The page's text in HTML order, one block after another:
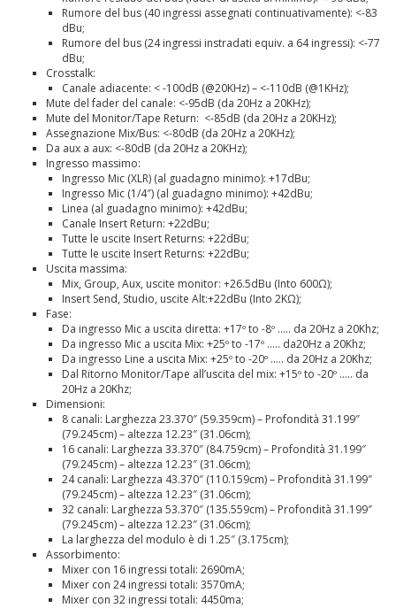
Rumore del bus (40 ingressi assegnati continuativamente): <-83
dBu;
Rumore del bus (24 ingressi instradati equiv. a 64 ingressi): <-77
dBu;
Crosstalk:
Canale adiacente: < -100dB (@20KHz) – <-110dB (@1KHz);
Mute del fader del canale: <-95dB (da 20Hz a 20KHz);
Mute del Monitor/Tape Return: <-85dB (da 20Hz a 20KHz);
Assegnazione Mix/Bus: <-80dB (da 20Hz a 20KHz);
Da aux a aux: <-80dB (da 20Hz a 20KHz);
Ingresso massimo:
Ingresso Mic (XLR) (al guadagno minimo): +17dBu;
Ingresso Mic (1/4″) (al guadagno minimo): +42dBu;
Linea (al guadagno minimo): +42dBu;
Canale Insert Return: +22dBu;
Tutte le uscite Insert Returns: +22dBu;
Tutte le uscite Insert Returns: +22dBu;
Uscita massima:
Mix, Group, Aux, uscite monitor: +26.5dBu (Into 600Ω);
Insert Send, Studio, uscite Alt:+22dBu (Into 2KΩ);
Fase:
Da ingresso Mic a uscita diretta: +17º to -8º ….. da 20Hz a 20Khz;
Da ingresso Mic a uscita Mix: +25º to -17º ….. da20Hz a 20Khz;
Da ingresso Line a uscita Mix: +25º to -20º ….. da 20Hz a 20Khz;
Dal Ritorno Monitor/Tape all’uscita del mix: +15º to -20º ….. da
20Hz a 20Khz;
Dimensioni:
8 canali: Larghezza 23.370″ (59.359cm) – Profondità 31.199″
(79.245cm) – altezza 12.23″ (31.06cm);
16 canali: Larghezza 33.370″ (84.759cm) – Profondità 31.199″
(79.245cm) – altezza 12.23″ (31.06cm);
24 canali: Larghezza 43.370″ (110.159cm) – Profondità 31.199″
(79.245cm) – altezza 12.23″ (31.06cm);
32 canali: Larghezza 53.370″ (135.559cm) – Profondità 31.199″
(79.245cm) – altezza 12.23″ (31.06cm);
La larghezza del modulo è di 1.25″ (3.175cm);
Assorbimento:
Mixer con 16 ingressi totali: 2690mA;
Mixer con 24 ingressi totali: 3570mA;
Mixer con 32 ingressi totali: 4450ma;